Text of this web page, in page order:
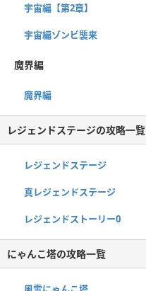
宇宙編【第2章】
宇宙編ゾンビ襲来
魔界編
魔界編
レジェンドステージの攻略一覧
レジェンドステージ
真レジェンドステージ
レジェンドストーリー0
にゃんこ塔の攻略一覧